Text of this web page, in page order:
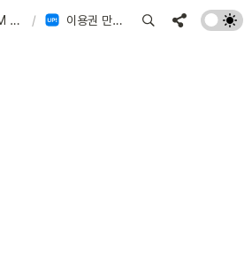
CRM 이용 가이드 / 이용권 만료 예정 알림